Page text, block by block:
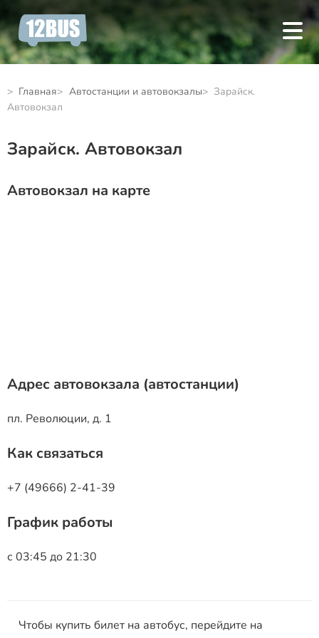
Главная Автостанции и автовокзалы
Зарайск.
Автовокзал
Зарайск. Автовокзал
Автовокзал на карте
Адрес автовокзала (автостанции)
пл. Революции, д. 1
Как связаться
+7 (49666) 2-41-39
График работы
с 03:45 до 21:30
Чтобы купить билет на автобус, перейдите на